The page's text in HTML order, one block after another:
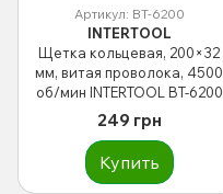
Артикул: BT-6200
INTERTOOL
Щетка кольцевая, 200×32
мм, витая проволока, 4500
об/мин INTERTOOL BT-6200
249 грн
Купить